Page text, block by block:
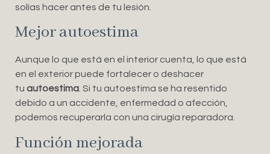
solías hacer antes de tu lesión.
Mejor autoestima
Aunque lo que está en el interior cuenta, lo que está
en el exterior puede fortalecer o deshacer
tu autoestima. Si tu autoestima se ha resentido
debido a un accidente, enfermedad o afección,
podemos recuperarla con una cirugía reparadora.
Función mejorada